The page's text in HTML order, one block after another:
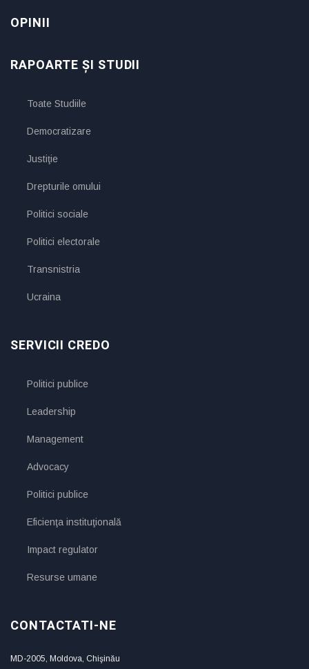
OPINII
RAPOARTE ȘI STUDII
Toate Studiile
Democratizare
Justiţie
Drepturile omului
Politici sociale
Politici electorale
Transnistria
Ucraina
SERVICII CREDO
Politici publice
Leadership
Management
Advocacy
Politici publice
Eficienţa instituţională
Impact regulator
Resurse umane
CONTACTATI-NE
MD-2005, Moldova, Chişinău